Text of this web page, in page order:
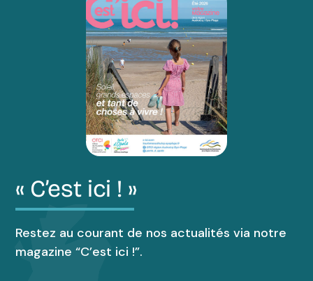
« C’est ici ! »
Restez au courant de nos actualités via notre
magazine “C’est ici !”.